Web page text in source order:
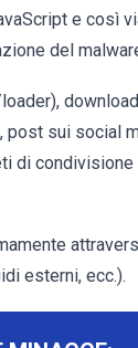
e così
del
sui social
condivisione
esterni, ecc.).